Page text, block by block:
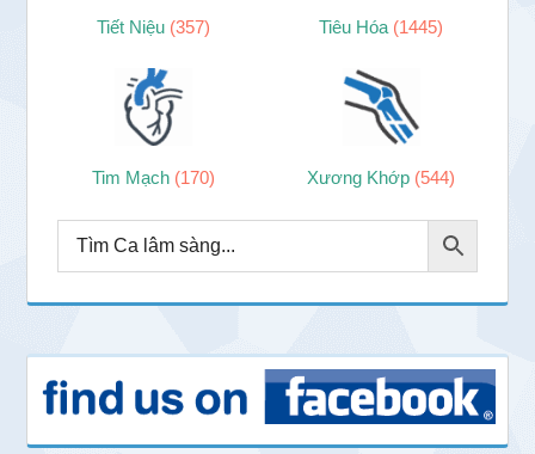
Tiết Niệu (357) Tiêu Hóa (1445)
Tim Mạch (170) Xương Khớp (544)